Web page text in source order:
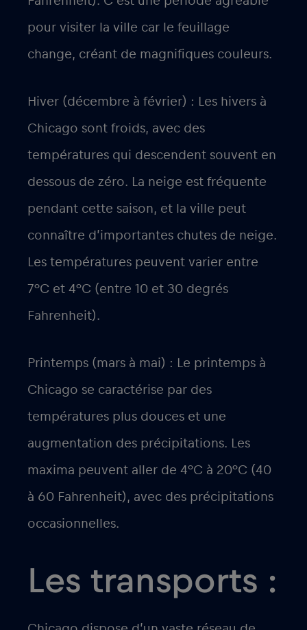
pour visiter la ville car le feuillage
change, créant de magnifiques couleurs.
Hiver (décembre à février) : Les hivers à
Chicago sont froids, avec des
températures qui descendent souvent en
dessous de zéro. La neige est fréquente
pendant cette saison, et la ville peut
connaître d’importantes chutes de neige.
Les températures peuvent varier entre
7°C et 4°C (entre 10 et 30 degrés
Fahrenheit).
Printemps (mars à mai) : Le printemps à
Chicago se caractérise par des
températures plus douces et une
augmentation des précipitations. Les
maxima peuvent aller de 4°C à 20°C (40
à 60 Fahrenheit), avec des précipitations
occasionnelles.
Les transports :